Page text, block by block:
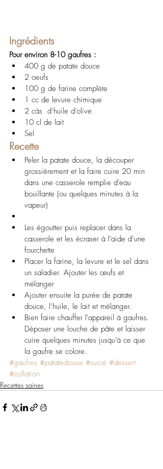
Ingrédients
Pour environ 8-10 gaufres :
400 g de patate douce
2 oeufs
100 g de farine complète
1 cc de levure chimique
2 càs  d’huile d’olive
10 cl de lait
Sel
Recette
Peler la patate douce, la découper
grossièrement et la faire cuire 20 min
dans une casserole remplie d’eau
bouillante (ou quelques minutes à la
vapeur)
Les égoutter puis replacer dans la
casserole et les écraser à l’aide d’une
fourchette
Placer la farine, la levure et le sel dans
un saladier. Ajouter les œufs et
mélanger
Ajouter ensuite la purée de patate
douce, l’huile, le lait et mélanger.
Bien faire chauffer l'appareil à gaufres.
Déposer une louche de pâte et laisser
cuire quelques minutes jusqu’à ce que
la gaufre se colore.
#gaufres #patatedouce #sucré #dessert
#collation
Recettes saines